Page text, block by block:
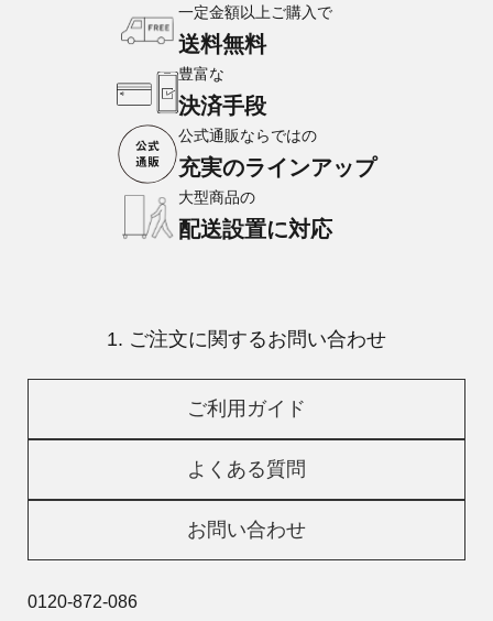
一定金額以上ご購入で
送料無料
豊富な
決済手段
公式通販ならではの
充実のラインアップ
大型商品の
配送設置に対応
1. ご注文に関するお問い合わせ
ご利用ガイド
よくある質問
お問い合わせ
0120-872-086